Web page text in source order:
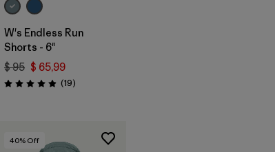
W's Endless Run
Shorts - 6"
$ 95 $ 65,99
Valoración: 4.9 / 5
(19Comentarios
)
40% Off